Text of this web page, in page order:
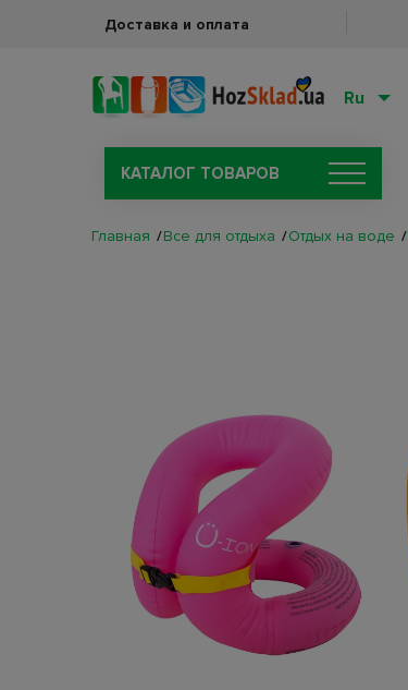
Доставка и оплата
Ru
КАТАЛОГ ТОВАРОВ
Главная Все для отдыха Отдых на воде